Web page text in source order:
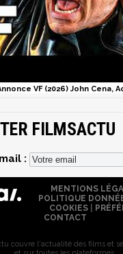
VF (2026) John Cena,
FILMSACTU
:
MENTIONS
POLITIQUE
COOKIES
CONTACT
couvre l'actualité des films et